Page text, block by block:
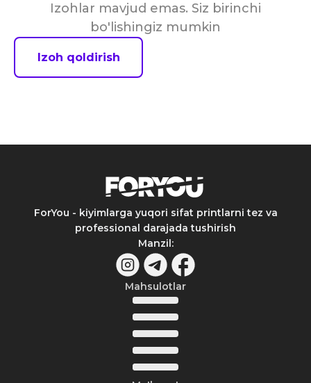
Izohlar mavjud emas. Siz birinchi
bo'lishingiz mumkin
Izoh qoldirish
ForYou - kiyimlarga yuqori sifat printlarni tez va
professional darajada tushirish
Manzil:
Mahsulotlar